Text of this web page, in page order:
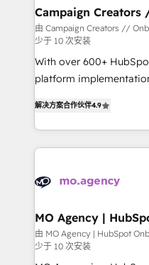
infrastructure to life.
keeps you in control
route to your revenue goals. We have
supported over 500
implementation,
methodology will
deployment
new to HubSpot or
expertise to deliver the
Campaign Creators
Migration
由 Campaign Creators //
少于 10 次安装
With over 600+
platform
migrate, replatform,
in high-impact CRM
onboarding from
WordPress and legacy
architectures that
performance. - Multi-object CRM migration, cleanup,
and implementation. -
解决方案合作伙伴4.9
MO Agency |
Implementation
由 MO Agency | HubSpot
少于 10 次安装